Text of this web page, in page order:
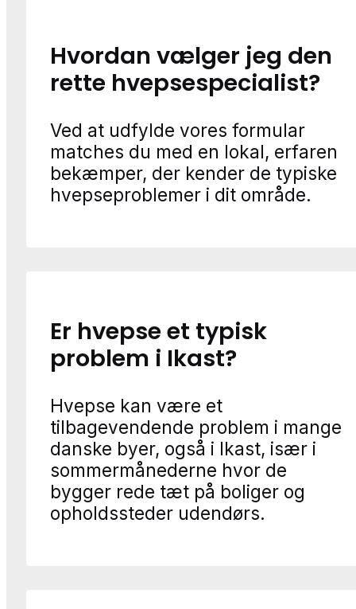
Hvordan vælger jeg den
rette hvepsespecialist?
Ved at udfylde vores formular
matches du med en lokal, erfaren
bekæmper, der kender de typiske
hvepseproblemer i dit område.
Er hvepse et typisk
problem i Ikast?
Hvepse kan være et
tilbagevendende problem i mange
danske byer, også i Ikast, især i
sommermånederne hvor de
bygger rede tæt på boliger og
opholdssteder udendørs.